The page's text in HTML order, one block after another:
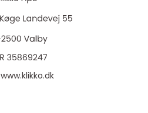
www.klikko.dk